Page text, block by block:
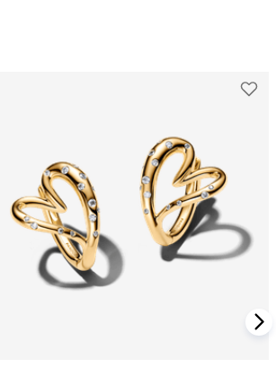
informações sobre o processo de garantia,
consulte o atendimento ao cliente da
Saiba mais sobre as condições de garantia e
veja todos os detalhes na nossa seção de